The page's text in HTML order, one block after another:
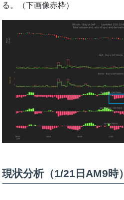
る。（下画像赤枠）
現状分析（1/21日AM9時）